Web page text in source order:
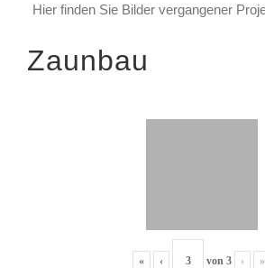
Hier finden Sie Bilder vergangener
Zaunbau
« ‹ von 3 › »